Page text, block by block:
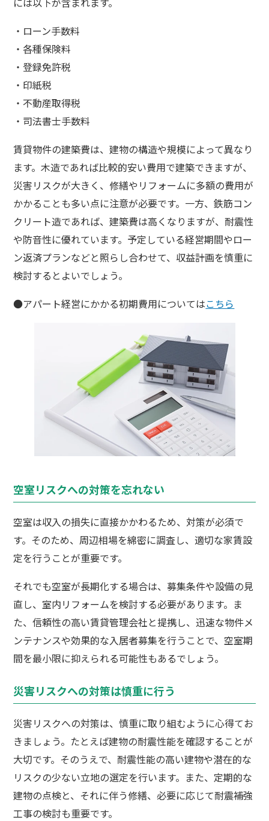
・ローン手数料
・各種保険料
・登録免許税
・印紙税
・不動産取得税
・司法書士手数料
賃貸物件の建築費は、建物の構造や規模によって異なり
ます。木造であれば比較的安い費用で建築できますが、
災害リスクが大きく、修繕やリフォームに多額の費用が
かかることも多い点に注意が必要です。一方、鉄筋コン
クリート造であれば、建築費は高くなりますが、耐震性
や防音性に優れています。予定している経営期間やロー
ン返済プランなどと照らし合わせて、収益計画を慎重に
検討するとよいでしょう。
●アパート経営にかかる初期費用についてはこちら
空室リスクへの対策を忘れない
空室は収入の損失に直接かかわるため、対策が必須で
す。そのため、周辺相場を綿密に調査し、適切な家賃設
定を行うことが重要です。
それでも空室が長期化する場合は、募集条件や設備の見
直し、室内リフォームを検討する必要があります。ま
た、信頼性の高い賃貸管理会社と提携し、迅速な物件メ
ンテナンスや効果的な入居者募集を行うことで、空室期
間を最小限に抑えられる可能性もあるでしょう。
災害リスクへの対策は慎重に行う
災害リスクへの対策は、慎重に取り組むように心得てお
きましょう。たとえば建物の耐震性能を確認することが
大切です。そのうえで、耐震性能の高い建物や潜在的な
リスクの少ない立地の選定を行います。また、定期的な
建物の点検と、それに伴う修繕、必要に応じて耐震補強
工事の検討も重要です。